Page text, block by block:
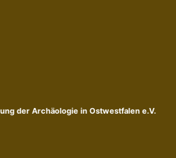
der Archäologie in Ostwestfalen e.V.